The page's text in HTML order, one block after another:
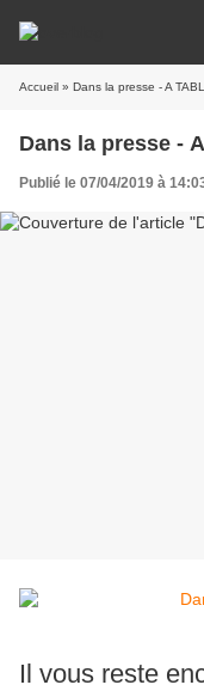
Accueil » Dans la presse - A
Dans la presse -
Publié le 07/04/2019 à
Il vous reste